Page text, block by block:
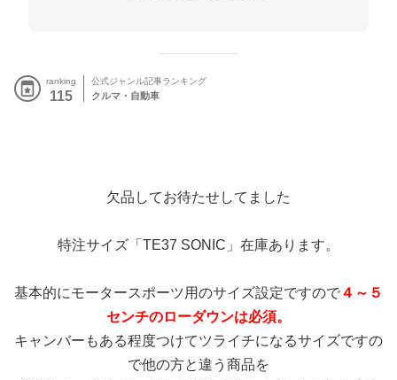
ranking
115
公式ジャンル記事ランキング
クルマ・自動車
欠品してお待たせしてました
特注サイズ「TE37 SONIC」在庫あります。
基本的にモータースポーツ用のサイズ設定ですので４～５
センチのローダウンは必須。
キャンバーもある程度つけてツライチになるサイズですの
で他の方と違う商品を